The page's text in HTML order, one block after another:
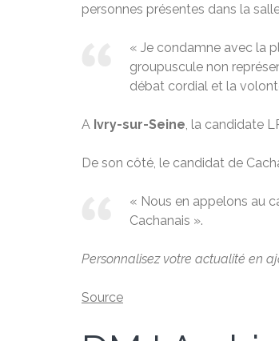
personnes présentes dans la
« Je condamne avec la
groupuscule non
débat cordial et la
A Ivry-sur-Seine, la candidate
De son côté, le candidat de
« Nous en appelons au
Cachanais ».
Personnalisez votre actualité en
Source